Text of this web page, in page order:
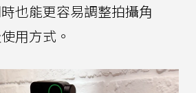
也能更容易調整拍攝角
用方式。